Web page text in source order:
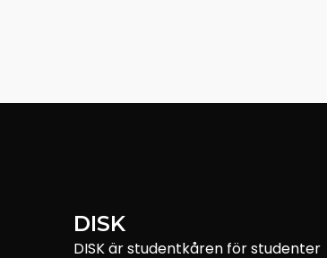
DISK
DISK är studentkåren för studenter